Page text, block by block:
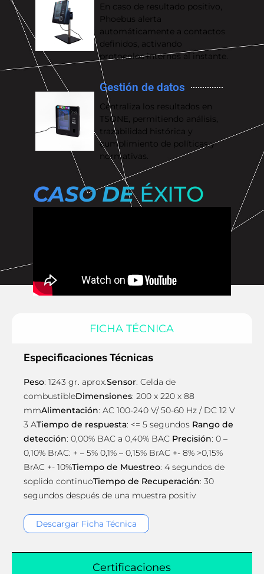
En caso de resultado positivo,
Phoebus alerta
automáticamente a contactos
definidos, activando
protocolos internos al instante.
Gestión de datos
Centraliza los resultados en
TSONE, permitiendo análisis,
trazabilidad histórica y
cumplimiento de políticas y
normativas.
CASO DEÉXITO
FICHA TÉCNICA
Certificaciones
Especificaciones Técnicas
Peso: 1243 gr. aprox.Sensor: Celda de
combustibleDimensiones: 200 x 220 x 88
mmAlimentación: AC 100-240 V/ 50-60 Hz / DC 12 V
3 ATiempo de respuesta: <= 5 segundos Rango de
detección: 0,00% BAC a 0,40% BAC Precisión: 0 –
0,10% BrAC: + – 5% 0,1% – 0,15% BrAC +- 8% >0,15%
BrAC +- 10%Tiempo de Muestreo: 4 segundos de
soplido continuoTiempo de Recuperación: 30
segundos después de una muestra positiv
Descargar Ficha Técnica